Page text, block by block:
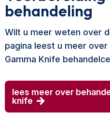
behandeling
Wilt u meer weten over
pagina leest u meer
Gamma Knife
lees meer over
knife